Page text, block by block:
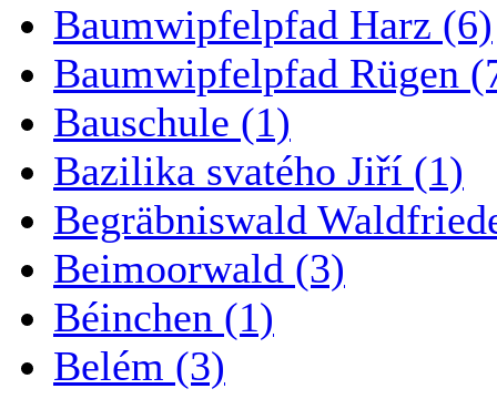
Baumwipfelpfad Harz (6)
Baumwipfelpfad Rügen
Bauschule (1)
Bazilika svatého Jiří (1)
Begräbniswald
Beimoorwald (3)
Béinchen (1)
Belém (3)